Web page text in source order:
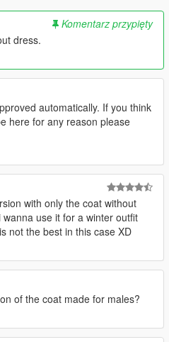
Komentarz przypięty
dress.
automatically. If you think
here for any reason please
with only the coat without
use it for a winter outfit
not the best in this case XD
of the coat made for males?